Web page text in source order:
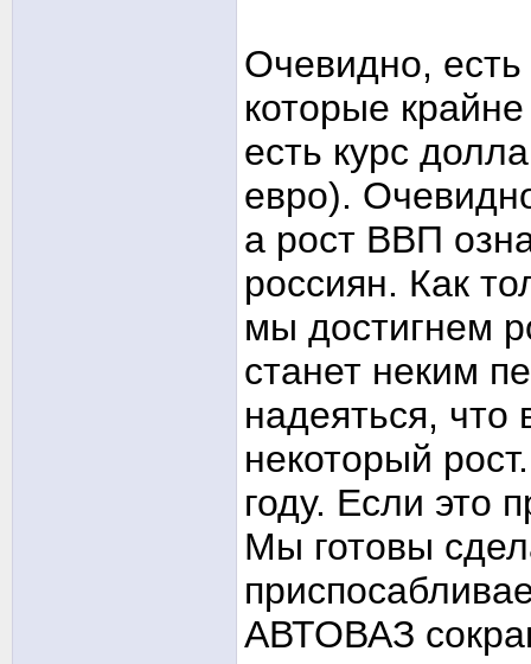
Очевидно,
которые
есть курс
евро).
а рост ВВП
россиян. Как
мы достигнем
станет неким
надеяться, что
некоторый
году. Если это
Мы готовы
АВТОВАЗ